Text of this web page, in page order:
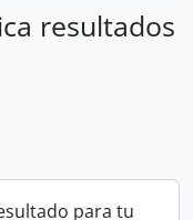
resultados
para tu